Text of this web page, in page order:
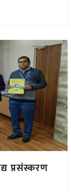
प्रसंस्करण